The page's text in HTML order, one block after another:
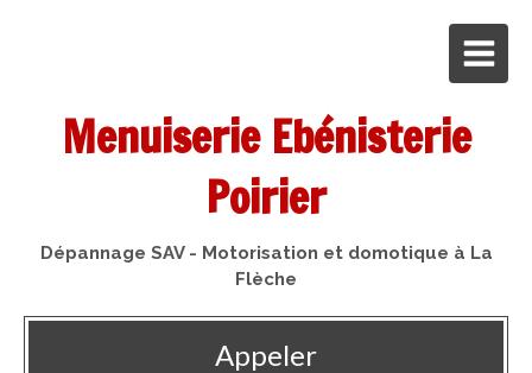
Menuiserie Ebénisterie
Poirier
Dépannage SAV - Motorisation et domotique à La
Flèche
Appeler